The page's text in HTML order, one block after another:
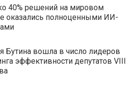
40% решений на мировом
оказались полноценными ИИ-
Бутина вошла в число лидеров
эффективности депутатов VIII